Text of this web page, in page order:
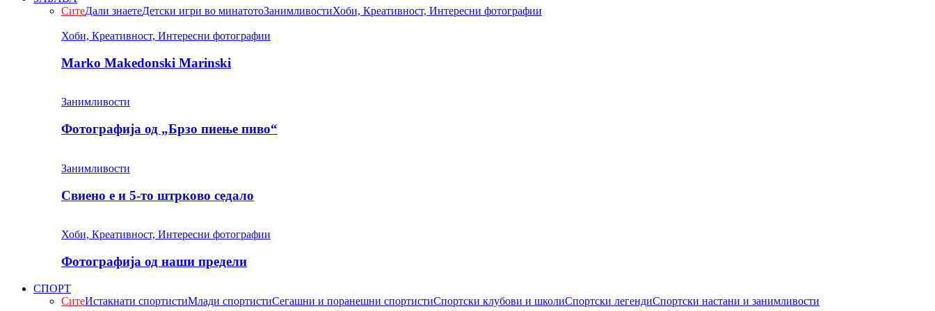
СитеДали знаетеДетски игри во минатотоЗанимливостиХоби, Креативност, Интересни фотографии
Хоби, Креативност, Интересни фотографии
Marko Makedonski Marinski
Занимливости
Фотографија од „Брзо пиење пиво“
Занимливости
Свиено е и 5-то штрково седало
Хоби, Креативност, Интересни фотографии
Фотографија од наши предели
СПОРТ
СитеИстакнати спортистиМлади спортистиСегашни и поранешни спортистиСпортски клубови и школиСпортски легендиСпортски настани и занимливости